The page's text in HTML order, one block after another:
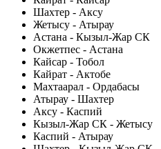
Шахтер - Аксу
Жетысу - Атырау
Астана - Кызыл-Жар СК
Окжетпес - Астана
Кайсар - Тобол
Кайрат - Актобе
Махтаарал - Ордабасы
Атырау - Шахтер
Аксу - Каспий
Кызыл-Жар СК - Жетысу
Каспий - Атырау